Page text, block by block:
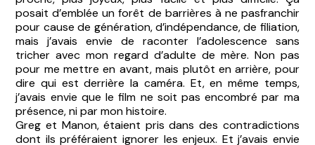
posait d’emblée un forêt de barrières à ne pasfranchir
pour cause de génération, d’indépendance, de filiation,
mais j’avais envie de raconter l’adolescence sans
tricher avec mon regard d’adulte de mère. Non pas
pour me mettre en avant, mais plutôt en arrière, pour
dire qui est derrière la caméra. Et, en même temps,
j’avais envie que le film ne soit pas encombré par ma
présence, ni par mon histoire.
Greg et Manon, étaient pris dans des contradictions
dont ils préféraient ignorer les enjeux. Et j’avais envie